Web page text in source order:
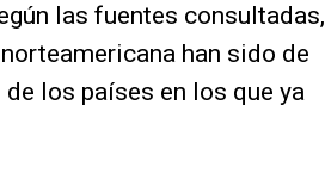
las fuentes consultadas,
han sido de
los países en los que ya